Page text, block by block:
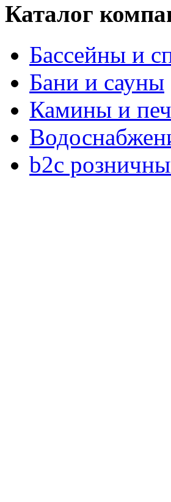
Каталог
Бассейны и
Бани и сауны
Камины и
b2c